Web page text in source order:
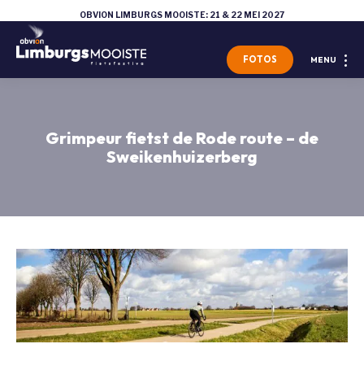
OBVION LIMBURGS MOOISTE: 21 & 22 MEI 2027
MENU
FOTOS
Grimpeur fietst de Rode route – de
Sweikenhuizerberg